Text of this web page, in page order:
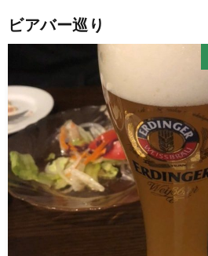
ビアバー巡り